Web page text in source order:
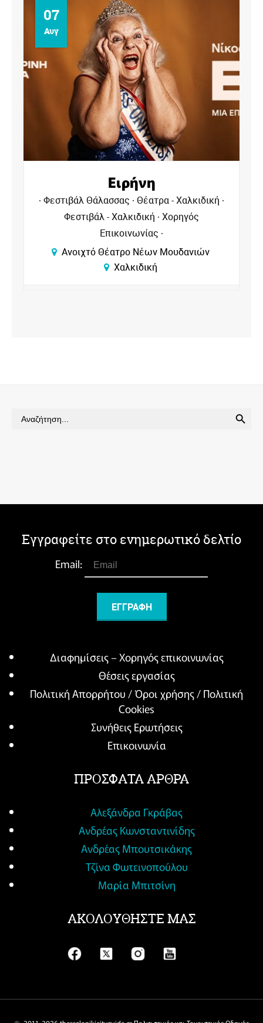
07
Αυγ
Ειρήνη
Φεστιβάλ Θάλασσας Θέατρα - Χαλκιδική
Φεστιβάλ - Χαλκιδική Χορηγός
Επικοινωνίας
Ανοιχτό Θέατρο Νέων Μουδανιών
Χαλκιδική
Search
for:
Εγγραφείτε στο ενημερωτικό δελτίο
Email:
Διαφημίσεις – Χορηγός επικοινωνίας
Θέσεις εργασίας
Πολιτική Απορρήτου / Όροι χρήσης / Πολιτική
Cookies
Συνήθεις Ερωτήσεις
Επικοινωνία
ΠΡΟΣΦΑΤΑ ΑΡΘΡΑ
Αλεξάνδρα Γκράβας
Ανδρέας Κωνσταντινίδης
Ανδρέας Μπουτσικάκης
Τζίνα Φωτεινοπούλου
Μαρία Μπιτσίνη
ΑΚΟΛΟΥΘΗΣΤΕ ΜΑΣ